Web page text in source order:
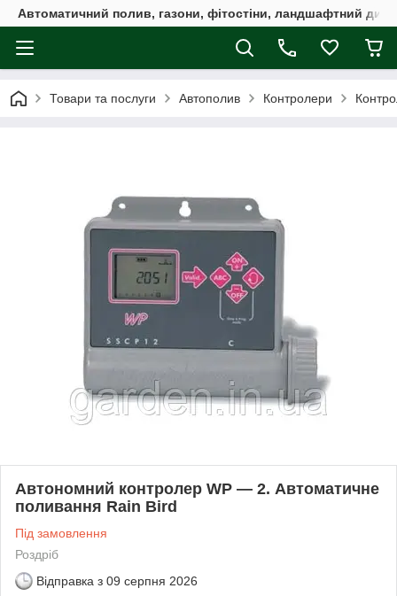
Автоматичний полив, газони, фітостіни, ландшафтний
Товари та послуги Автополив Контролери
Автономний контролер WP — 2. Автоматичне
поливання Rain Bird
Під замовлення
Роздріб
Відправка з 09 серпня 2026